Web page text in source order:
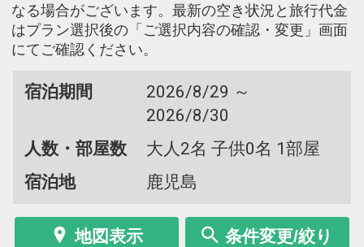
なる場合がございます。最新の空き状況と旅行代金
はプラン選択後の「ご選択内容の確認・変更」画面
にてご確認ください。
宿泊期間
2026/8/29 ～
2026/8/30
人数・部屋数
大人2名 子供0名 1部屋
宿泊地
鹿児島
地図表示
条件変更/絞り